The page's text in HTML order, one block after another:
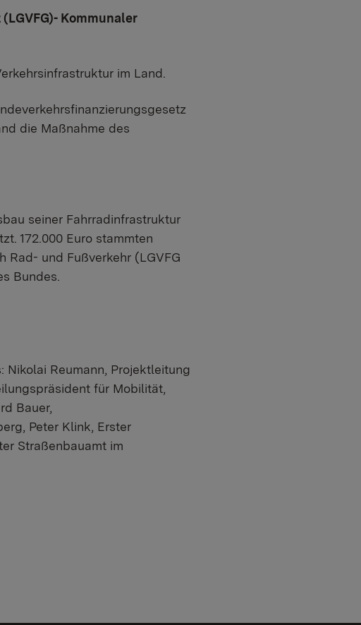
Kommunaler
im Land.
die Maßnahme des
seiner Fahrradinfrastruktur
172.000 Euro stammten
Rad- und Fußverkehr (LGVFG
Bundes.
Nikolai Reumann, Projektleitung
für Mobilität,
Bauer,
Peter Klink, Erster
Straßenbauamt im